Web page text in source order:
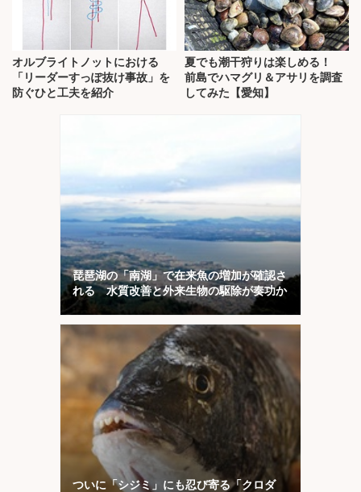
オルブライトノットにおける
「リーダーすっぽ抜け事故」を
防ぐひと工夫を紹介
夏でも潮干狩りは楽しめる！
前島でハマグリ＆アサリを調査
してみた【愛知】
琵琶湖の「南湖」で在来魚の増加が確認さ
れる 水質改善と外来生物の駆除が奏功か
ついに「シジミ」にも忍び寄る「クロダ